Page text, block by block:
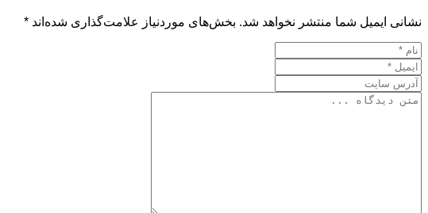
نشانی ایمیل شما منتشر نخواهد شد. بخش‌های موردنیاز علامت‌گذاری شده‌اند *